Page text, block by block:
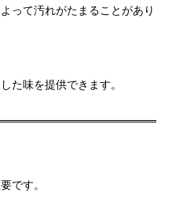
って汚れがたまることがあり
た味を提供できます。
です。